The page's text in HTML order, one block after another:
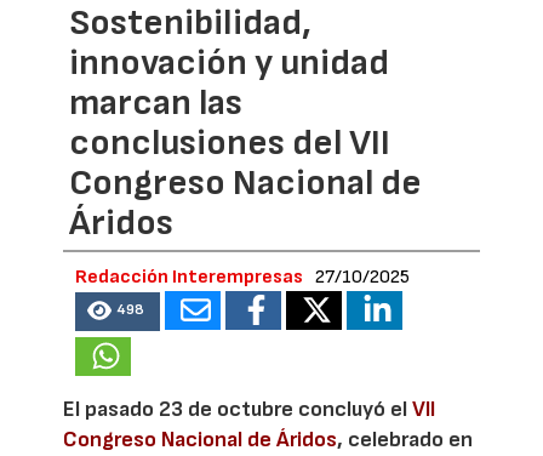
Sostenibilidad,
innovación y unidad
marcan las
conclusiones del VII
Congreso Nacional de
Áridos
Redacción Interempresas 27/10/2025
498
El pasado 23 de octubre concluyó elVII
Congreso Nacional de Áridos, celebrado en